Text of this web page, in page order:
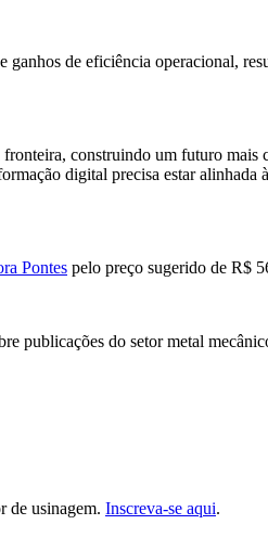
de eficiência operacional,
construindo um futuro mais
digital precisa estar alinhada
Pontes pelo preço sugerido de R$
publicações do setor metal
de usinagem. Inscreva-se aqui.